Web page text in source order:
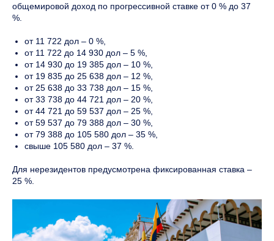
общемировой доход по прогрессивной ставке от 0 % до 37
%.
от 11 722 дол – 0 %,
от 11 722 до 14 930 дол – 5 %,
от 14 930 до 19 385 дол – 10 %,
от 19 835 до 25 638 дол – 12 %,
от 25 638 до 33 738 дол – 15 %,
от 33 738 до 44 721 дол – 20 %,
от 44 721 до 59 537 дол – 25 %,
от 59 537 до 79 388 дол – 30 %,
от 79 388 до 105 580 дол – 35 %,
свыше 105 580 дол – 37 %.
Для нерезидентов предусмотрена фиксированная ставка –
25 %.